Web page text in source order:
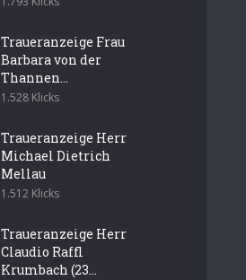
Traueranzeige Frau
Barbara von der
Thannen...
1.528 Klicks
Traueranzeige Herr
Michael Dietrich
Mellau
1.512 Klicks
Traueranzeige Herr
Claudio Raffl
Krumbach (23...